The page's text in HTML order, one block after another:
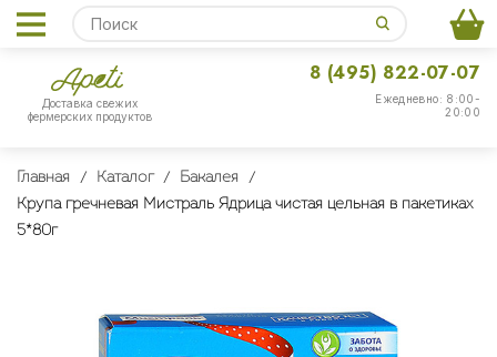
Доставка свежих
фермерских продуктов
Ежедневно: 8:00-
20:00
8 (495) 822-07-07
Главная Каталог
Бакалея
Крупа гречневая Мистраль Ядрица чистая цельная в пакетиках
5*80г